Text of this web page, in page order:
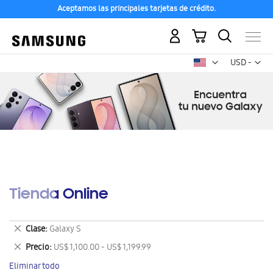
Aceptamos las principales tarjetas de crédito.
USD -
dólar
Mi carrito
Tienda Online
Clase Galaxy S
Eliminar
este
artículo
Precio US$ 1,100.00 - US$ 1,199.99
Eliminar
este
Eliminar todo